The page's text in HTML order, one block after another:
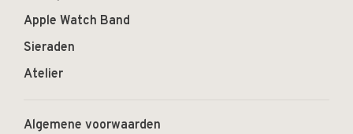
Apple Watch Band
Sieraden
Atelier
Algemene voorwaarden